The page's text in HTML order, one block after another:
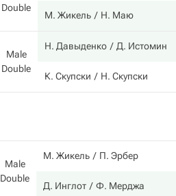
Double
М. Жикель Н. Маю
Male
Double
Н. Давыденко Д. Истомин
К. Скупски Н. Скупски
Male
Double
М. Жикель П. Эрбер
Д. Инглот Ф. Мерджа